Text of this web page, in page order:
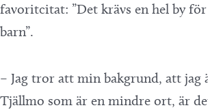
favoritcitat: ”Det krävs en hel by
barn”.
– Jag tror att min bakgrund, att jag
Tjällmo som är en mindre ort, är